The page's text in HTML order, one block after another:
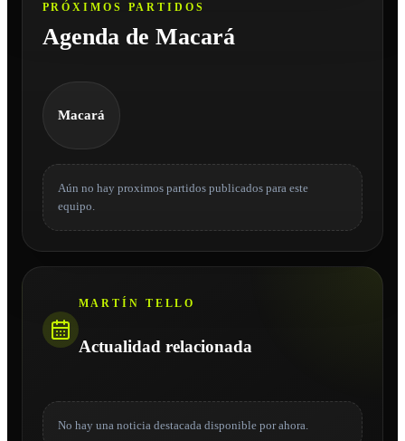
PRÓXIMOS PARTIDOS
Agenda de Macará
Macará
Aún no hay proximos partidos publicados para este
equipo.
MARTÍN TELLO
Actualidad relacionada
No hay una noticia destacada disponible por ahora.